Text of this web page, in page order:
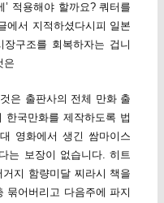
적용해야 할까요? 쿼터를
에서 지적하셨다시피 일본
구조를 회복하자는 겁니
은
은 출판사의 전체 만화 출
국만화를 제작하도록 법
영화에서 생긴 쌈마이스
는 보장이 없습니다. 히트
지 함량미달 찌라시 책을
묶어버리고 다음주에 파지